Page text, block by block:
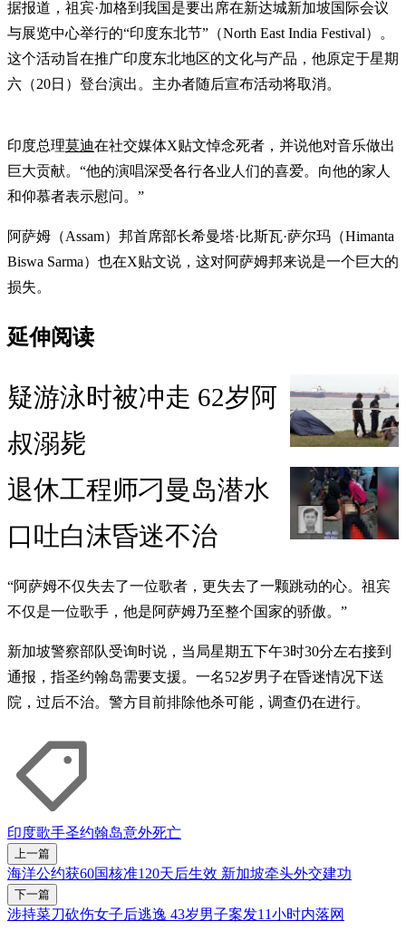
据报道，祖宾·加格到我国是要出席在新达城新加坡国际会议
与展览中心举行的“印度东北节”（North East India Festival）。
这个活动旨在推广印度东北地区的文化与产品，他原定于星期
六（20日）登台演出。主办者随后宣布活动将取消。
印度总理莫迪在社交媒体X贴文悼念死者，并说他对音乐做出
巨大贡献。“他的演唱深受各行各业人们的喜爱。向他的家人
和仰慕者表示慰问。”
阿萨姆（Assam）邦首席部长希曼塔·比斯瓦·萨尔玛（Himanta
Biswa Sarma）也在X贴文说，这对阿萨姆邦来说是一个巨大的
损失。
延伸阅读
疑游泳时被冲走 62岁阿
叔溺毙
退休工程师刁曼岛潜水
口吐白沫昏迷不治
“阿萨姆不仅失去了一位歌者，更失去了一颗跳动的心。祖宾
不仅是一位歌手，他是阿萨姆乃至整个国家的骄傲。”
新加坡警察部队受询时说，当局星期五下午3时30分左右接到
通报，指圣约翰岛需要支援。一名52岁男子在昏迷情况下送
院，过后不治。警方目前排除他杀可能，调查仍在进行。
印度歌手圣约翰岛意外死亡
上一篇
海洋公约获60国核准120天后生效 新加坡牵头外交建功
下一篇
涉持菜刀砍伤女子后逃逸 43岁男子案发11小时内落网